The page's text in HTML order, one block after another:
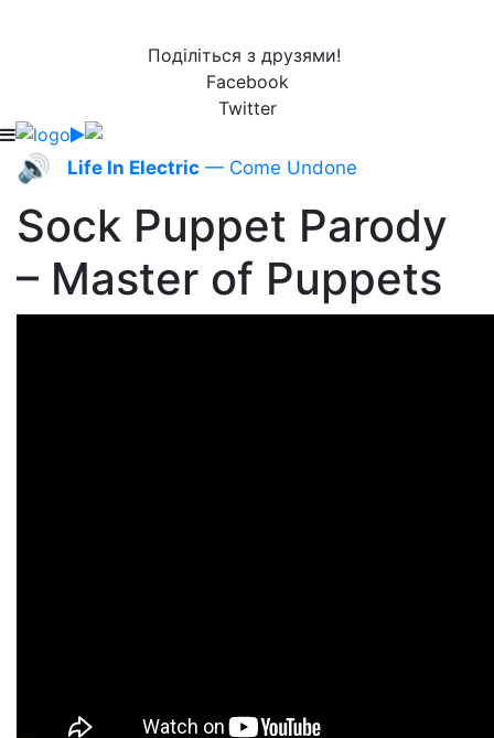
Поділіться з друзями!
Facebook
Twitter
🔊 Life In Electric — Come Undone
Sock Puppet Parody
– Master of Puppets